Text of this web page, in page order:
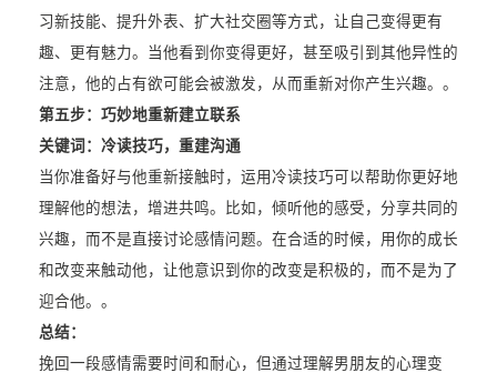
习新技能、提升外表、扩大社交圈等方式，让自己变得更有
趣、更有魅力。当他看到你变得更好，甚至吸引到其他异性的
注意，他的占有欲可能会被激发，从而重新对你产生兴趣。。
第五步：巧妙地重新建立联系
关键词：冷读技巧，重建沟通
当你准备好与他重新接触时，运用冷读技巧可以帮助你更好地
理解他的想法，增进共鸣。比如，倾听他的感受，分享共同的
兴趣，而不是直接讨论感情问题。在合适的时候，用你的成长
和改变来触动他，让他意识到你的改变是积极的，而不是为了
迎合他。。
总结：
挽回一段感情需要时间和耐心，但通过理解男朋友的心理变